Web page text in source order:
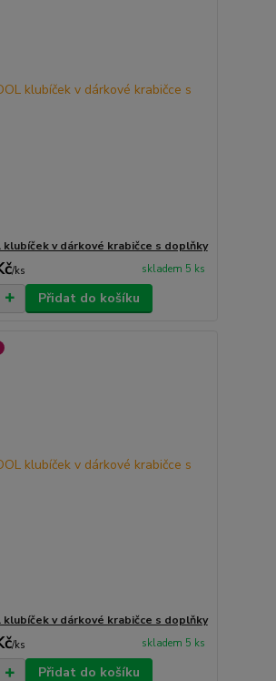
klubíček v dárkové krabičce s doplňky
/ks skladem 5 ks
Přidat do košíku
klubíček v dárkové krabičce s doplňky
/ks skladem 5 ks
Přidat do košíku